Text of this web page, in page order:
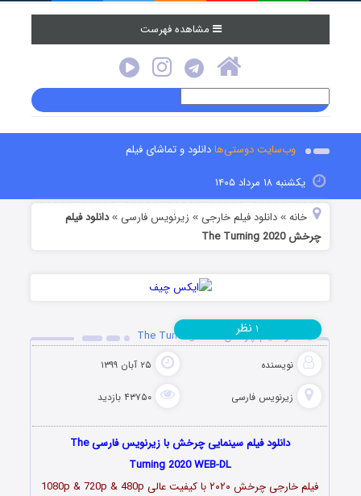
مشاهده فهرست
وب‌سایت دوستی‌هادانلود و تماشای فیلم
یکشنبه ۱۸ مرداد ۱۴۰۵
خانه »دانلود فیلم خارجی » زیرنویس فارسی »دانلود فیلم
چرخش The Turning 2020
دانلود فیلم چرخش The Turning 2020
نویسنده ۲۵ آبان ۱۳۹۹
زیرنویس فارسی ۴۳۷۵۰ بازدید
۱ نظر
دانلود فیلم سینمایی چرخش با زیرنویس فارسی The
Turning 2020 WEB-DL
فیلم خارجی چرخش ۲۰۲۰ با کیفیت عالی 1080p & 720p & 480p